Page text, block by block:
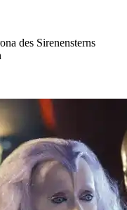
des Sirenensterns